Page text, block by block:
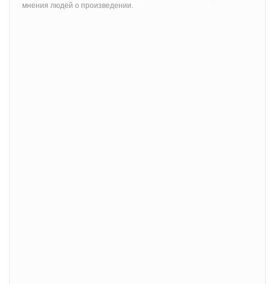
мнения людей о произведении.